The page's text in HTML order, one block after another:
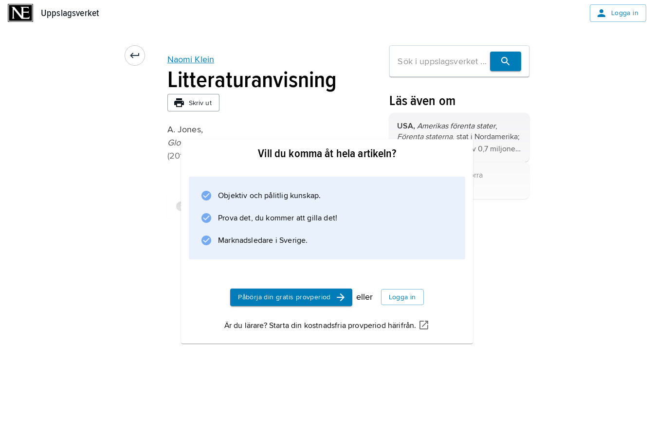
Uppslagsverket Logga in
Naomi Klein
Litteraturanvisning
Skriv ut
A. Jones,
Globalization: Key Thinkers
(2010);
Vill du komma åt hela artikeln?
Objektiv och pålitlig kunskap.
Prova det, du kommer att gilla det!
Marknadsledare i Sverige.
Påbörja din gratis provperiod eller Logga in
Är du lärare? Starta din kostnadsfria provperiod härifrån.
Läs även om
USA, Amerikas förenta stater,
Förenta staterna, stat i Nordamerika;
(därav 0,7 miljoner
republik i norra